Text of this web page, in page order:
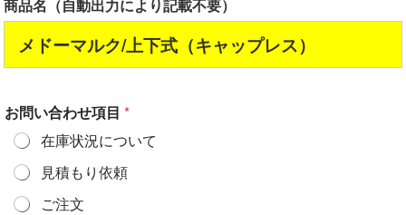
商品名（自動出力により記載不要）
メドーマルク/上下式（キャップレス）
お問い合わせ項目 *
在庫状況について
見積もり依頼
ご注文